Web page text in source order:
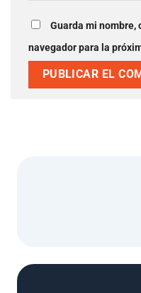
Guarda mi nombre,
navegador para la